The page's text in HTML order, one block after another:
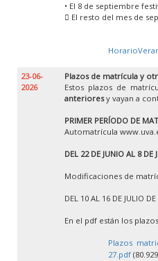
• El 8 de septiembre
 El resto del mes de
23-06-
2026
Plazos de matrícula y
Estos plazos de
anterioresy vayan a
PRIMER PERÍODO DE
Automatrícula
DEL 22 DE JUNIO AL 8 DE
Modificaciones de
DEL 10 AL 16 DE JULIO
En el pdf están los
Plazos
27.pdf